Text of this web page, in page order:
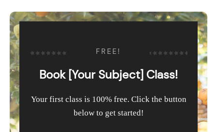
FREE!
Book [Your Subject] Class!
Your first class is 100% free. Click the button
below to get started!